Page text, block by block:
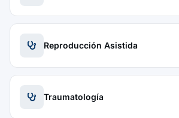
Reproducción Asistida
Traumatología